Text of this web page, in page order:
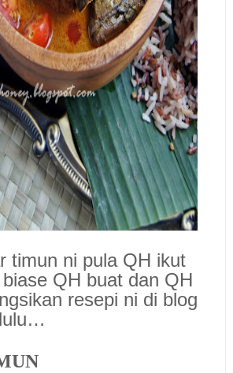
timun ni pula QH ikut
QH buat dan QH
resepi ni di blog